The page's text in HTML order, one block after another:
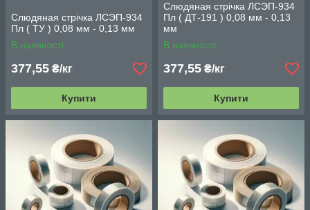
Слюдяная стрічка ЛСЭП-934
Пл ( ТУ ) 0,08 мм - 0,13 мм
В наявності
377,55 ₴/кг
Купити
Слюдяная стрічка ЛСЭП-934
Пл ( ДТ-191 ) 0,08 мм - 0,13
мм
В наявності
377,55 ₴/кг
Купити